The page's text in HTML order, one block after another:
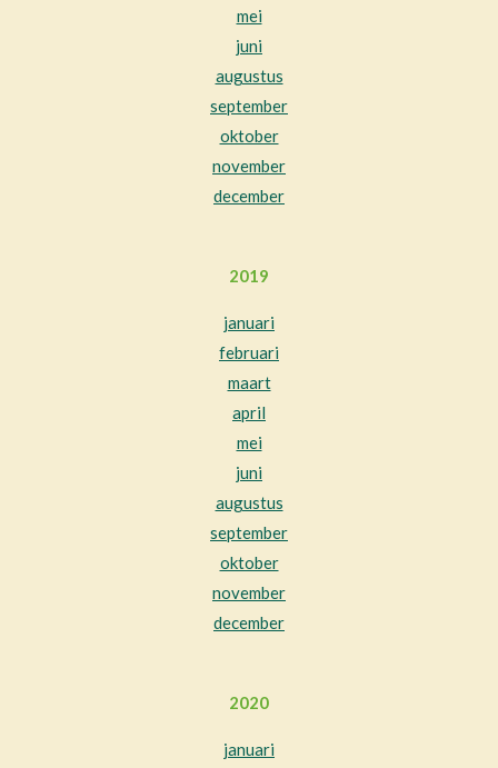
mei
juni
augustus
september
oktober
november
december
2019
januari
februari
maart
april
mei
juni
augustus
september
oktober
november
december
2020
januari